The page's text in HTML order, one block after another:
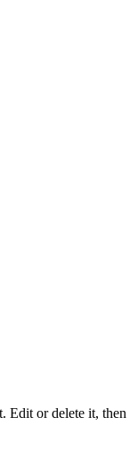
Edit or delete it, then